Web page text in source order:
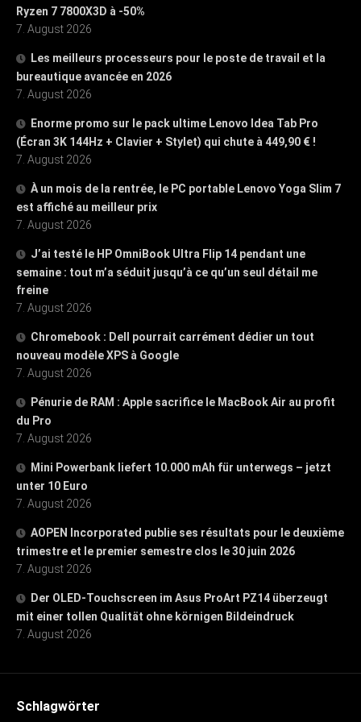
Ryzen 7 7800X3D à -50%
7. August 2026
Les meilleurs processeurs pour le poste de travail et la
bureautique avancée en 2026
7. August 2026
Enorme promo sur le pack ultime Lenovo Idea Tab Pro
(Écran 3K 144Hz + Clavier + Stylet) qui chute à 449,90 € !
7. August 2026
À un mois de la rentrée, le PC portable Lenovo Yoga Slim 7
est affiché au meilleur prix
7. August 2026
J’ai testé le HP OmniBook Ultra Flip 14 pendant une
semaine : tout m’a séduit jusqu’à ce qu’un seul détail me
freine
7. August 2026
Chromebook : Dell pourrait carrément dédier un tout
nouveau modèle XPS à Google
7. August 2026
Pénurie de RAM : Apple sacrifice le MacBook Air au profit
du Pro
7. August 2026
Mini Powerbank liefert 10.000 mAh für unterwegs – jetzt
unter 10 Euro
7. August 2026
AOPEN Incorporated publie ses résultats pour le deuxième
trimestre et le premier semestre clos le 30 juin 2026
7. August 2026
Der OLED-Touchscreen im Asus ProArt PZ14 überzeugt
mit einer tollen Qualität ohne körnigen Bildeindruck
7. August 2026
Schlagwörter